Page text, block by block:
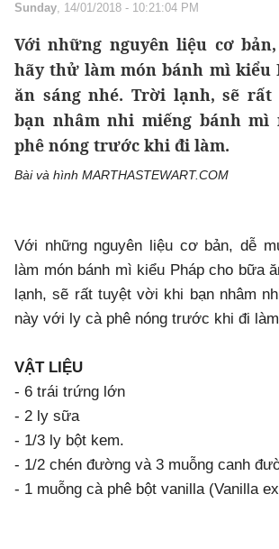
Sunday, 14/01/2018 - 10:21:04 PM
Với những nguyên liệu cơ
hãy thử làm món bánh mì kiểu
ăn sáng nhé. Trời lạnh, sẽ
bạn nhâm nhi miếng bánh mì
phê nóng trước khi đi làm.
Bài và hình MARTHASTEWART.COM
Với những nguyên liệu cơ bản, dễ
làm món bánh mì kiểu Pháp cho bữa
lạnh, sẽ rất tuyệt vời khi bạn nhâm
này với ly cà phê nóng trước khi đi
VẬT LIỆU
- 6 trái trứng lớn
- 2 ly sữa
- 1/3 ly bột kem.
- 1/2 chén đường và 3 muỗng canh
- 1 muỗng cà phê bột vanilla (Vanilla